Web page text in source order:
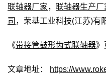
联轴器厂家， 联轴器生产厂
司 ，荣基工业科技(江苏)有
《带接管鼓形齿式联轴器》
文章地址： https://